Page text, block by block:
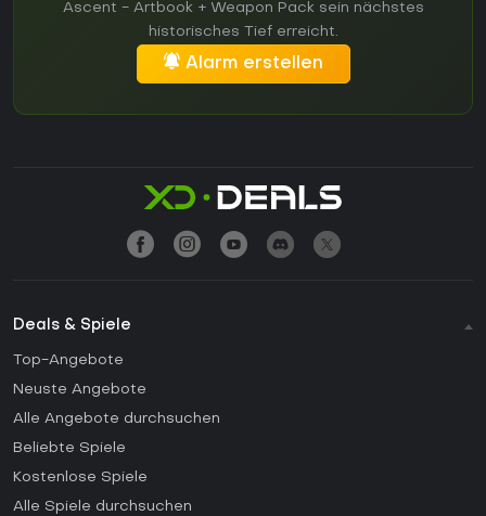
Ascent - Artbook + Weapon Pack sein nächstes
historisches Tief erreicht.
Alarm erstellen
Deals & Spiele
Top-Angebote
Neuste Angebote
Alle Angebote durchsuchen
Beliebte Spiele
Kostenlose Spiele
Alle Spiele durchsuchen